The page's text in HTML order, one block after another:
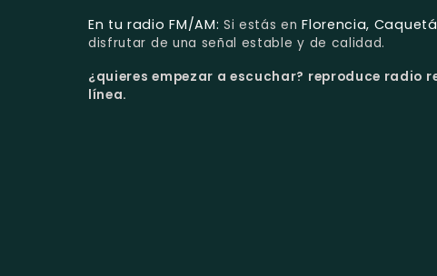
En tu radio FM/AM: Si estás enFlorencia,
disfrutar de una señal estable y de calidad.
¿quieres empezar a escuchar? reproduce radio
línea.